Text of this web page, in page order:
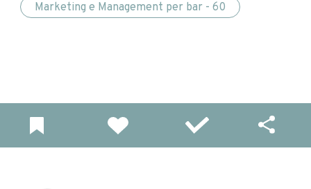
Marketing e Management per bar - 60